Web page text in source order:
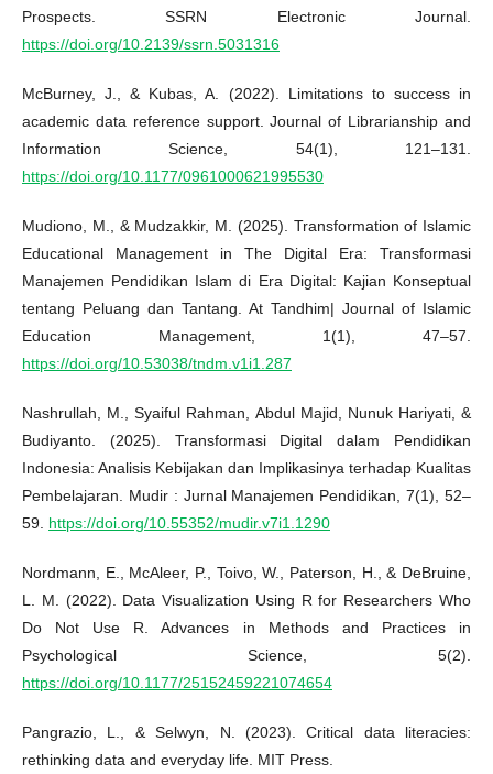
Prospects. SSRN Electronic Journal.
https://doi.org/10.2139/ssrn.5031316
McBurney, J., & Kubas, A. (2022). Limitations to success in
academic data reference support. Journal of Librarianship and
Information Science, 54(1), 121–131.
https://doi.org/10.1177/0961000621995530
Mudiono, M., & Mudzakkir, M. (2025). Transformation of Islamic
Educational Management in The Digital Era: Transformasi
Manajemen Pendidikan Islam di Era Digital: Kajian Konseptual
tentang Peluang dan Tantang. At Tandhim| Journal of Islamic
Education Management, 1(1), 47–57.
https://doi.org/10.53038/tndm.v1i1.287
Nashrullah, M., Syaiful Rahman, Abdul Majid, Nunuk Hariyati, &
Budiyanto. (2025). Transformasi Digital dalam Pendidikan
Indonesia: Analisis Kebijakan dan Implikasinya terhadap Kualitas
Pembelajaran. Mudir : Jurnal Manajemen Pendidikan, 7(1), 52–
59. https://doi.org/10.55352/mudir.v7i1.1290
Nordmann, E., McAleer, P., Toivo, W., Paterson, H., & DeBruine,
L. M. (2022). Data Visualization Using R for Researchers Who
Do Not Use R. Advances in Methods and Practices in
Psychological Science, 5(2).
https://doi.org/10.1177/25152459221074654
Pangrazio, L., & Selwyn, N. (2023). Critical data literacies:
rethinking data and everyday life. MIT Press.